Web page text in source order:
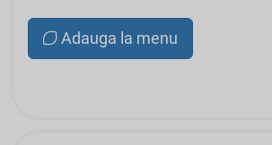
Adauga la menu